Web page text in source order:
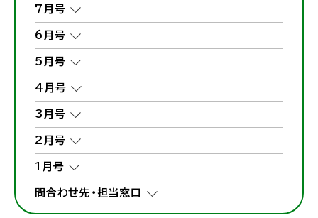
7月号
6月号
5月号
4月号
3月号
2月号
1月号
問合わせ先・担当窓口